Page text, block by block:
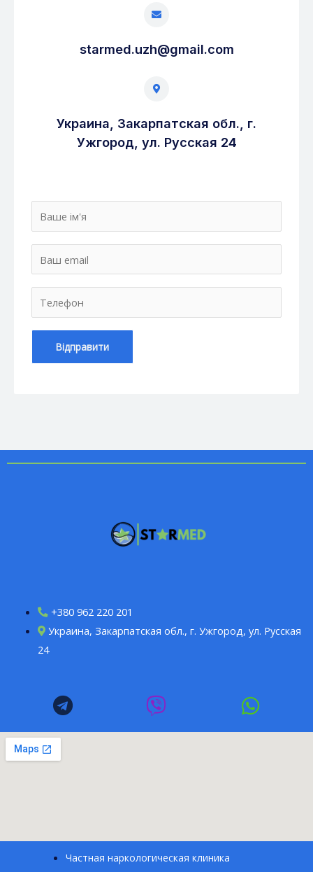
starmed.uzh@gmail.com
Украина, Закарпатская обл., г.
Ужгород, ул. Русская 24
+380 962 220 201
Украина, Закарпатская обл., г. Ужгород, ул. Русская
24
Частная наркологическая клиника